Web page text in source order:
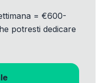
= €600-
potresti dedicare